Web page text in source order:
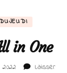
in One
2022
Laisser